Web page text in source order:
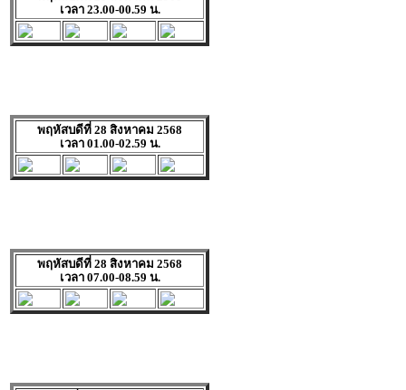
เวลา 23.00-00.59 น.
พฤหัสบดีที่ 28 สิงหาคม 2568
เวลา 01.00-02.59 น.
พฤหัสบดีที่ 28 สิงหาคม 2568
เวลา 07.00-08.59 น.